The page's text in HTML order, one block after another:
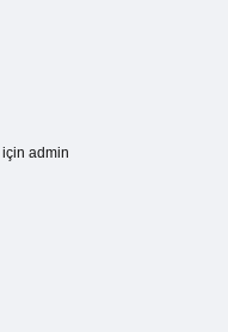
için admin